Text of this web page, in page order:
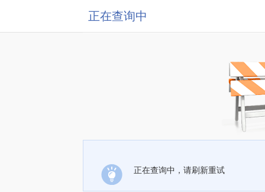
正在查询中
正在查询中，请刷新重试